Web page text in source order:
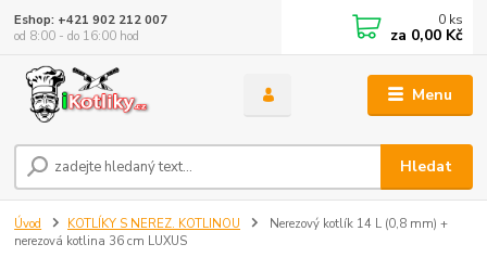
Menu
Hledat
Eshop: +421 902 212 007
od 8:00 - do 16:00 hod
0 ks
za 0,00 Kč
Úvod KOTLÍKY S NEREZ. KOTLINOU
Nerezový kotlík 14 L (0,8 mm) +
nerezová kotlina 36 cm LUXUS